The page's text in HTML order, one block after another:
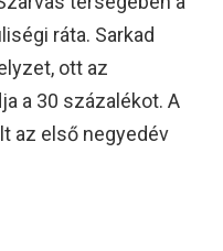
ráta. Sarkad
ott az
a 30 százalékot. A
az első negyedév